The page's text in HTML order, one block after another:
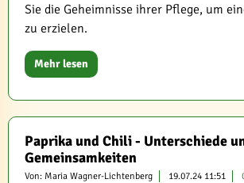
Sie die Geheimnisse ihrer Pflege, um
zu erzielen.
Mehr lesen
Paprika und Chili - Unterschiede
Gemeinsamkeiten
Von: Maria Wagner-Lichtenberg 19.07.24 11:51